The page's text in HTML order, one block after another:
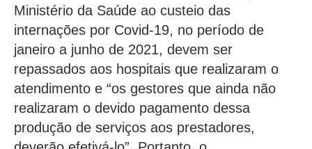
Ministério da Saúde ao custeio das
internações por Covid-19, no período de
janeiro a junho de 2021, devem ser
repassados aos hospitais que realizaram o
atendimento e “os gestores que ainda não
realizaram o devido pagamento dessa
produção de serviços aos prestadores,